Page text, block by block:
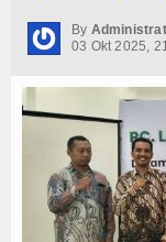
Media Cyto Farma
Pendidikan
Psikologi
Opini
By
03 Okt 2025,